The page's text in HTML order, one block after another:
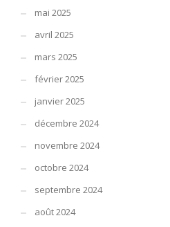
mai 2025
avril 2025
mars 2025
février 2025
janvier 2025
décembre 2024
novembre 2024
octobre 2024
septembre 2024
août 2024